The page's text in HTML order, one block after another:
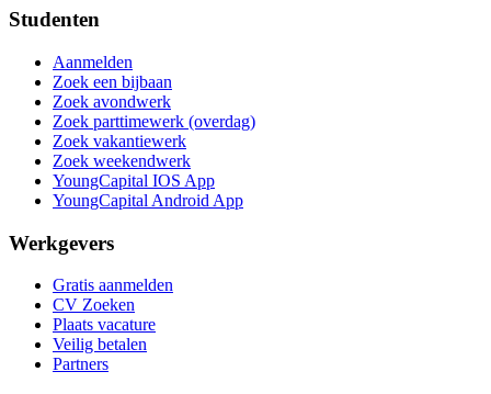
Studenten
Aanmelden
Zoek een bijbaan
Zoek avondwerk
Zoek parttimewerk (overdag)
Zoek vakantiewerk
Zoek weekendwerk
YoungCapital IOS App
YoungCapital Android App
Werkgevers
Gratis aanmelden
CV Zoeken
Plaats vacature
Veilig betalen
Partners